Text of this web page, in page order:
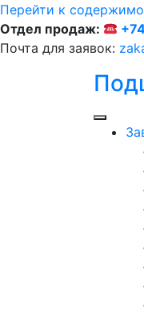
Перейти к
Отдел продаж:
Почта для заявок: